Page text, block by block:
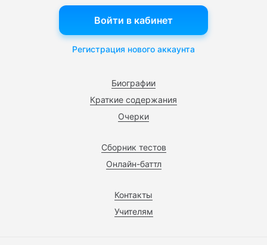
Биографии
Краткие содержания
Очерки
Сборник тестов
Онлайн-баттл
Контакты
Учителям
Войти в кабинет
Регистрация нового аккаунта